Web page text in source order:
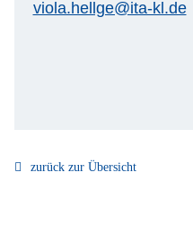
viola.hellge@ita-kl.de
zurück zur Übersicht